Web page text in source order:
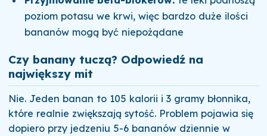
poziom potasu we krwi, więc bardzo duże ilości
bananów mogą być niepożądane
Czy banany tuczą? Odpowiedź na
największy mit
Nie. Jeden banan to 105 kalorii i 3 gramy błonnika,
które realnie zwiększają sytość. Problem pojawia się
dopiero przy jedzeniu 5-6 bananów dziennie w